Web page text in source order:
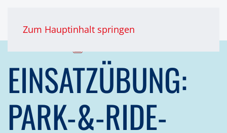
Zum Hauptinhalt springen
EINSATZÜBUNG:
PARK-&-RIDE-